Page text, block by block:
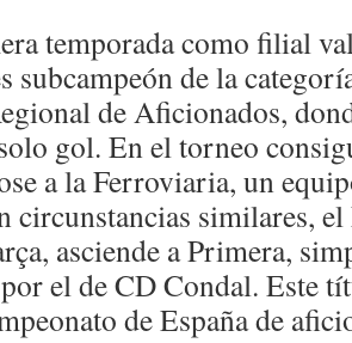
temporada como filial
subcampeón de la
de Aficionados,
gol. En el torneo
a la Ferroviaria, un
circunstancias similares,
asciende a Primera,
el de CD Condal. Este
de España de